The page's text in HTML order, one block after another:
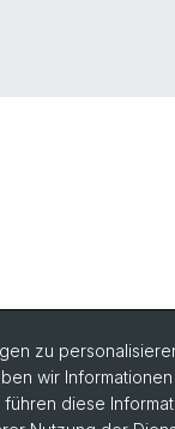
zu
wir
diese